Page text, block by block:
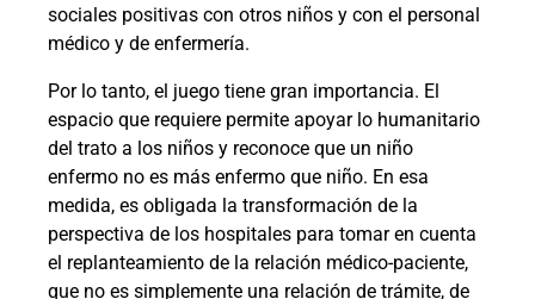
sociales positivas con otros niños y con el personal
médico y de enfermería.
Por lo tanto, el juego tiene gran importancia. El
espacio que requiere permite apoyar lo humanitario
del trato a los niños y reconoce que un niño
enfermo no es más enfermo que niño. En esa
medida, es obligada la transformación de la
perspectiva de los hospitales para tomar en cuenta
el replanteamiento de la relación médico-paciente,
que no es simplemente una relación de trámite, de